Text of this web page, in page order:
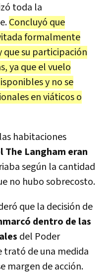
toda la
Concluyó que
formalmente
que su participación
ya que el vuelo
y no se
en viáticos o
habitaciones
The Langham eran
según la cantidad
no hubo sobrecosto.
que la decisión de
dentro de las
del Poder
trató de una medida
margen de acción.